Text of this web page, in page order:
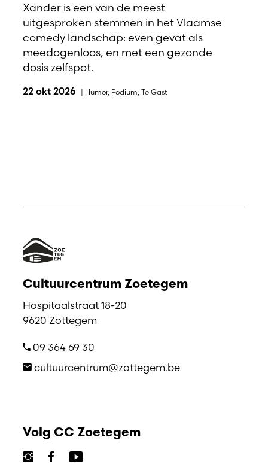
Xander is een van de meest
uitgesproken stemmen in het Vlaamse
comedy landschap: even gevat als
meedogenloos, en met een gezonde
dosis zelfspot.
22 okt 2026 | Humor, Podium, Te Gast
Cultuurcentrum Zoetegem
Hospitaalstraat 18-20
9620 Zottegem
09 364 69 30
cultuurcentrum@zottegem.be
Volg CC Zoetegem